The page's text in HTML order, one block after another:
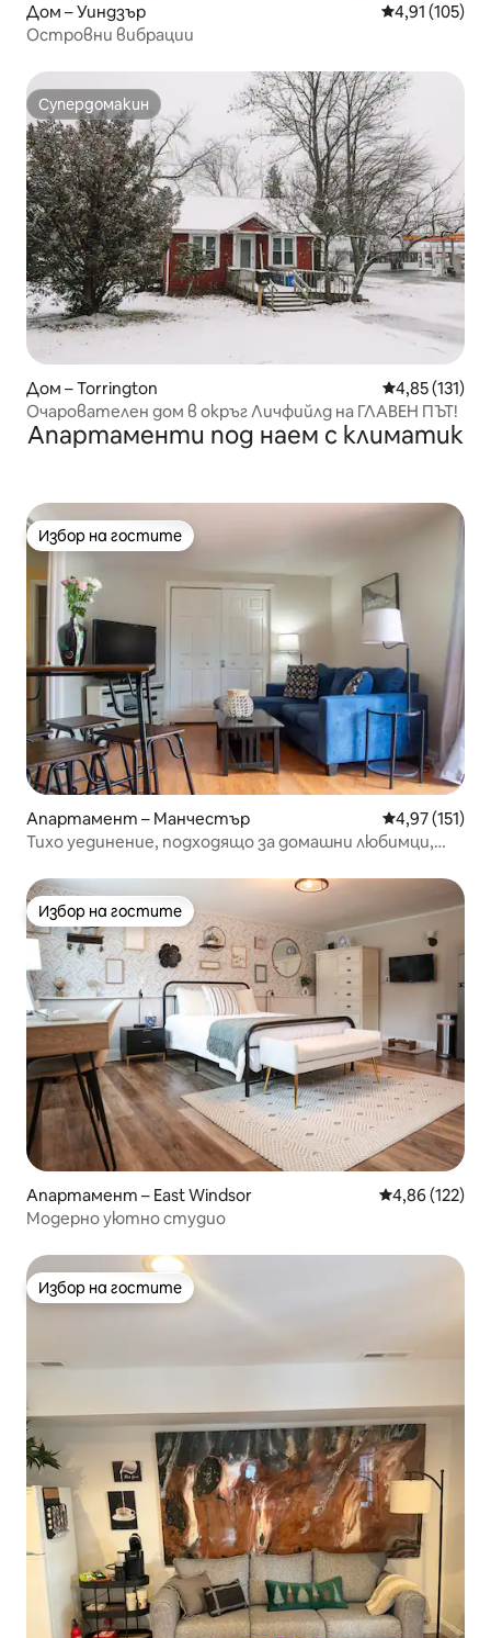
Дом – Уиндзър Средна
4,91 (105)
Островни вибрации
Супердомакин
Супердомакин
Дом – Torrington Средна
4,85 (131)
Очарователен дом в окръг Личфийлд на ГЛАВЕН ПЪТ!
Апартаменти под наем с климатик
Избор на гостите
Избор на гостите
Апартамент – Манчестър Средна
4,97 (151)
Тихо уединение, подходящо за домашни любимци,
Избор на гостите
Избор на гостите
Апартамент – East Windsor Средна
4,86 (122)
Модерно уютно студио
Избор на гостите
Избор на гостите